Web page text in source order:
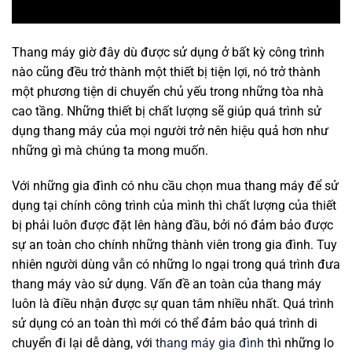
Thang máy giờ đây dù được sử dụng ở bất kỳ công trình
nào cũng đều trở thành một thiết bị tiện lợi, nó trở thành
một phương tiện di chuyển chủ yếu trong những tòa nhà
cao tầng. Những thiết bị chất lượng sẽ giúp quá trình sử
dụng thang máy của mọi người trở nên hiệu quả hơn như
những gì mà chúng ta mong muốn.
Với những gia đình có nhu cầu chọn mua thang máy để sử
dụng tại chính công trình của mình thì chất lượng của thiết
bị phải luôn được đặt lên hàng đầu, bởi nó đảm bảo được
sự an toàn cho chính những thành viên trong gia đình. Tuy
nhiên người dùng vẫn có những lo ngại trong quá trình đưa
thang máy vào sử dụng. Vấn đề an toàn của thang máy
luôn là điều nhận được sự quan tâm nhiều nhất. Quá trình
sử dụng có an toàn thì mới có thể đảm bảo quá trình di
chuyển đi lại dễ dàng, với thang máy gia đình thì những lo